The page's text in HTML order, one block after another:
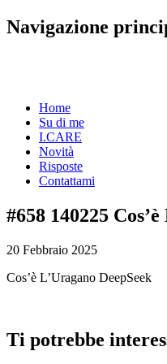
Navigazione
Home
Su di me
I.CARE
Novità
Risposte
Contattami
#658 140225
20 Febbraio 2025
Cos’è L’Uragano DeepSeek
Ti potrebbe